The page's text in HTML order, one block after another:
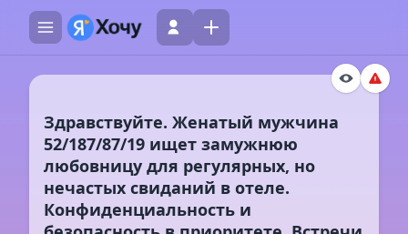
Здравствуйте. Женатый мужчина
52/187/87/19 ищет замужнюю
любовницу для регулярных, но
нечастых свиданий в отеле.
Конфиденциальность и